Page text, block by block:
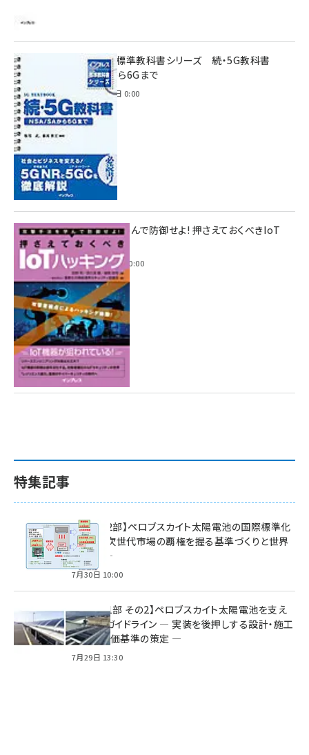
インプレス標準教科書シリーズ 続・5G教科書
NSA/SAから6Gまで
2023年4月3日 0:00
攻撃手法を学んで防御せよ! 押さえておくべきIoT
ハッキング
2022年6月14日 0:00
特集記事
特集【第2部】ペロブスカイト太陽電池の国際標準化
戦略 ― 次世代市場の覇権を握る基準づくりと世界
の動向 ―
7月30日 10:00
特集【第1部 その2】ペロブスカイト太陽電池を支え
る2つのガイドライン ― 実装を後押しする設計・施工
方針と評価基準の策定 ―
7月29日 13:30